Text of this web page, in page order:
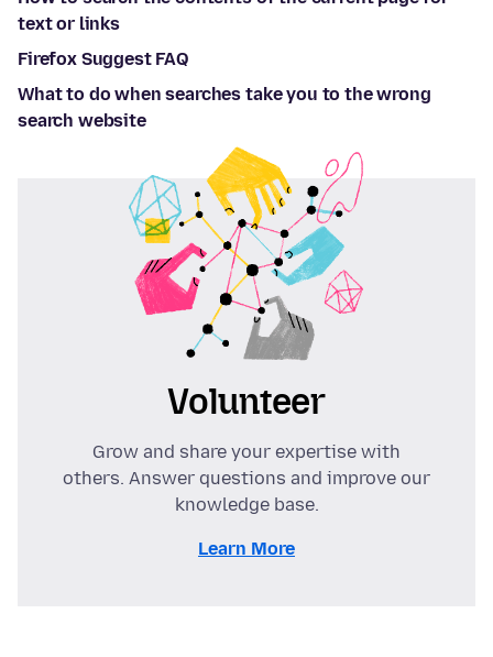
text or links
Firefox Suggest FAQ
What to do when searches take you to the wrong
search website
Volunteer
Grow and share your expertise with
others. Answer questions and improve our
knowledge base.
Learn More